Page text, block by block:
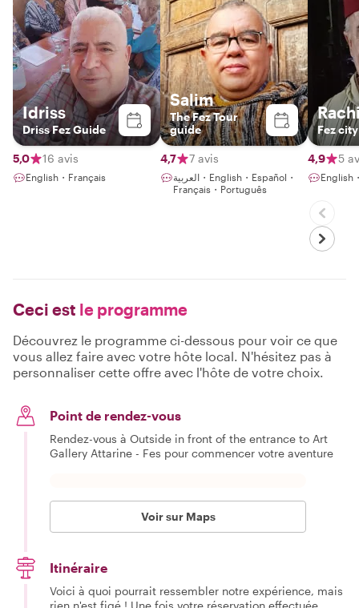
Idriss
Driss Fez Guide
5,0 16 avis
English・Français
Salim
The Fez Tour
guide
4,7 7 avis
العربية・English・Español・
Français・Português
Fez
4,9 5
English
Ceci est le programme
Découvrez le programme ci-dessous pour voir ce que
vous allez faire avec votre hôte local. N'hésitez pas à
personnaliser cette offre avec l'hôte de votre choix.
Point de rendez-vous
Rendez-vous à Outside in front of the entrance to Art
Gallery Attarine - Fes pour commencer votre aventure
Voir sur Maps
Itinéraire
Voici à quoi pourrait ressembler notre expérience, mais
rien n'est figé ! Une fois votre réservation effectuée,